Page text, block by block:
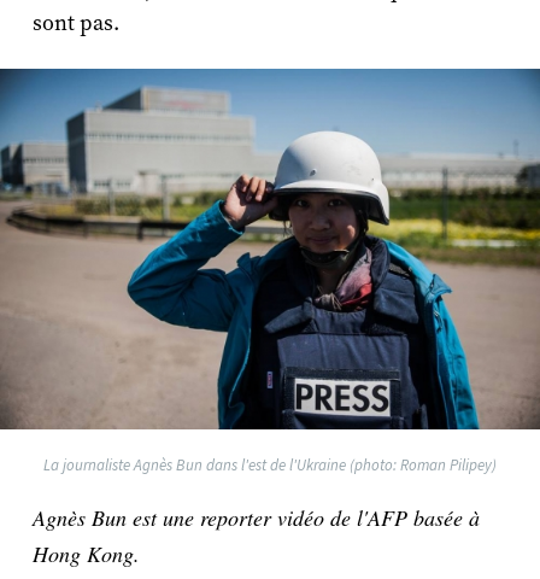
sont pas.
La journaliste Agnès Bun dans l'est de l'Ukraine (photo: Roman Pilipey)
Agnès Bun est une reporter vidéo de l'AFP basée à
Hong Kong.